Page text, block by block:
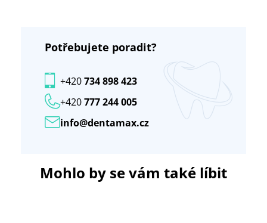
Potřebujete poradit?
info@dentamax.cz
+420777 244 005
+420734 898 423
Mohlo by se vám také líbit